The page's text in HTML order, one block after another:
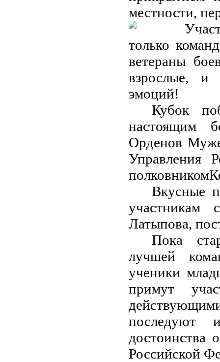
местности,
только
ветераны
взрослые, и
эмоций!
Кубок
настоящим
Орденов
Управления
Вкусные
Латыпова,
Пока
лучшей
ученики
примут
последуют
достоинства
Российской